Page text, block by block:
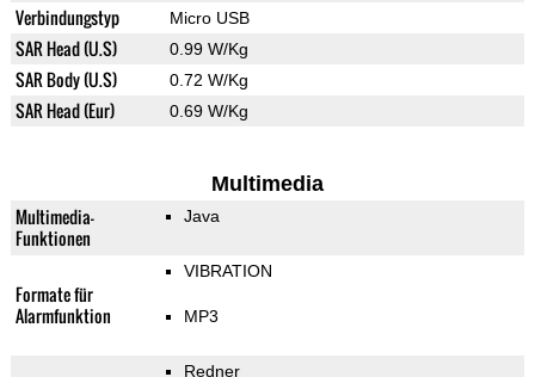
Verbindungstyp Micro USB
SAR Head (U.S) 0.99 W/Kg
SAR Body (U.S) 0.72 W/Kg
SAR Head (Eur) 0.69 W/Kg
Multimedia
Multimedia-
Funktionen
Java
Formate für
Alarmfunktion
VIBRATION
MP3
Redner